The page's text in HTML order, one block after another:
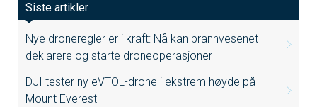
Siste artikler
Nye droneregler er i kraft: Nå kan brannvesenet
deklarere og starte droneoperasjoner
DJI tester ny eVTOL-drone i ekstrem høyde på
Mount Everest